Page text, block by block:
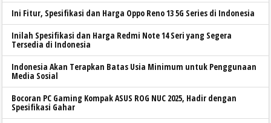
Ini Fitur, Spesifikasi dan Harga Oppo Reno 13 5G Series di Indonesia
Inilah Spesifikasi dan Harga Redmi Note 14 Seri yang Segera
Tersedia di Indonesia
Indonesia Akan Terapkan Batas Usia Minimum untuk Penggunaan
Media Sosial
Bocoran PC Gaming Kompak ASUS ROG NUC 2025, Hadir dengan
Spesifikasi Gahar